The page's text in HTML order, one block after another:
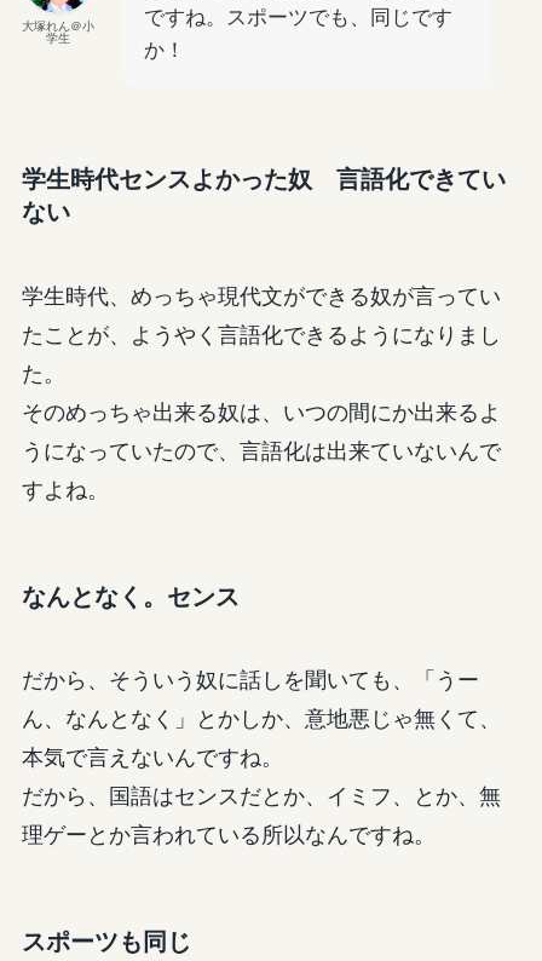
大塚れん＠小
学生
ですね。スポーツでも、同じです
か！
学生時代センスよかった奴 言語化できてい
ない
学生時代、めっちゃ現代文ができる奴が言ってい
たことが、ようやく言語化できるようになりまし
た。
そのめっちゃ出来る奴は、いつの間にか出来るよ
うになっていたので、言語化は出来ていないんで
すよね。
なんとなく。センス
だから、そういう奴に話しを聞いても、「うー
ん、なんとなく」とかしか、意地悪じゃ無くて、
本気で言えないんですね。
だから、国語はセンスだとか、イミフ、とか、無
理ゲーとか言われている所以なんですね。
スポーツも同じ